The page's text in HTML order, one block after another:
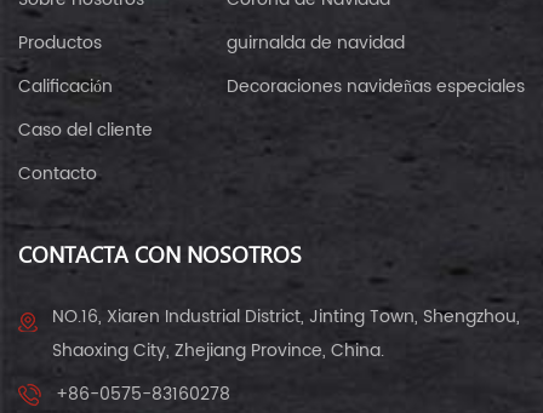
Productos
Calificación
Caso del cliente
Contacto
guirnalda de navidad
Decoraciones navideñas especiales
CONTACTA CON NOSOTROS
NO.16, Xiaren Industrial District, Jinting Town, Shengzhou,
Shaoxing City, Zhejiang Province, China.
+86-0575-83160278